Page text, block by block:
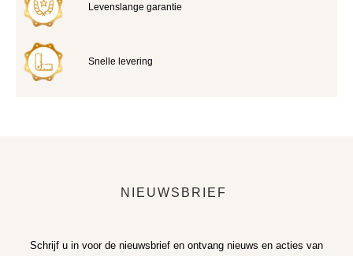
Levenslange garantie
Snelle levering
NIEUWSBRIEF
Schrijf u in voor de nieuwsbrief en ontvang nieuws en acties van